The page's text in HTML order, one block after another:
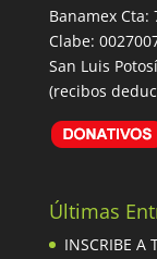
Banamex Cta:
Clabe:
San Luis
(recibos
Últimas
INSCRIBE A